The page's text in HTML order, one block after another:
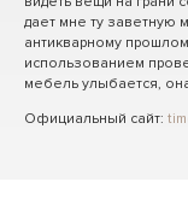
дает мне ту заветную
антикварному
использованием
мебель улыбается,
Официальный сайт: